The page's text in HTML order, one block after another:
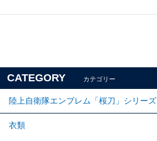
CATEGORY カテゴリー
陸上自衛隊エンブレム「桜刀」シリーズ
衣類